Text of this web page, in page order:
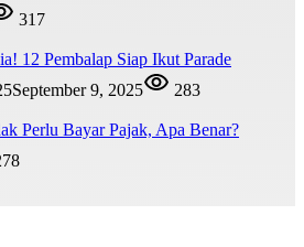
317
12 Pembalap Siap Ikut Parade
September 9, 2025
283
Perlu Bayar Pajak, Apa Benar?